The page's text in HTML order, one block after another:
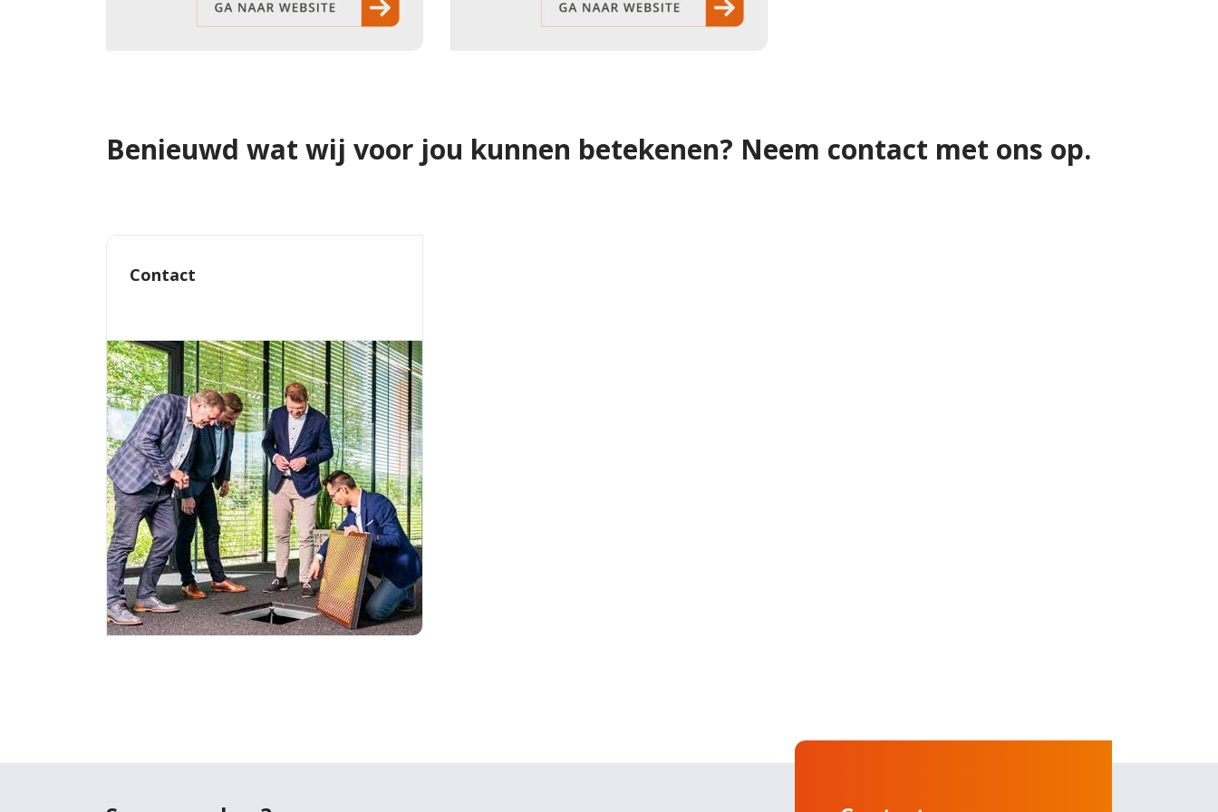
Benieuwd wat wij voor jou kunnen betekenen? Neem contact met ons op.
Contact